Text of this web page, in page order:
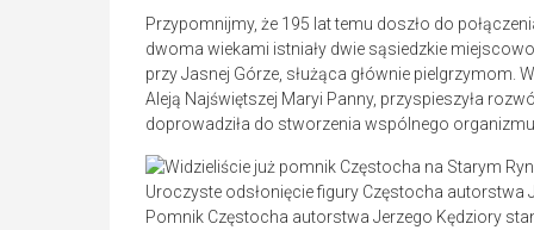
Przypomnijmy, że 195 lat temu doszło do
dwoma wiekami istniały dwie sąsiedzkie
przy Jasnej Górze, służąca głównie
Aleją Najświętszej Maryi Panny, przyspieszyła
doprowadziła do stworzenia wspólnego
Uroczyste odsłonięcie figury Częstocha
Pomnik Częstocha autorstwa Jerzego Kędziory